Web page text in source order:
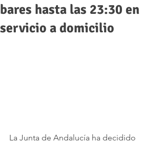
bares hasta las 23:30 en
servicio a domicilio
La Junta de Andalucía ha decidido